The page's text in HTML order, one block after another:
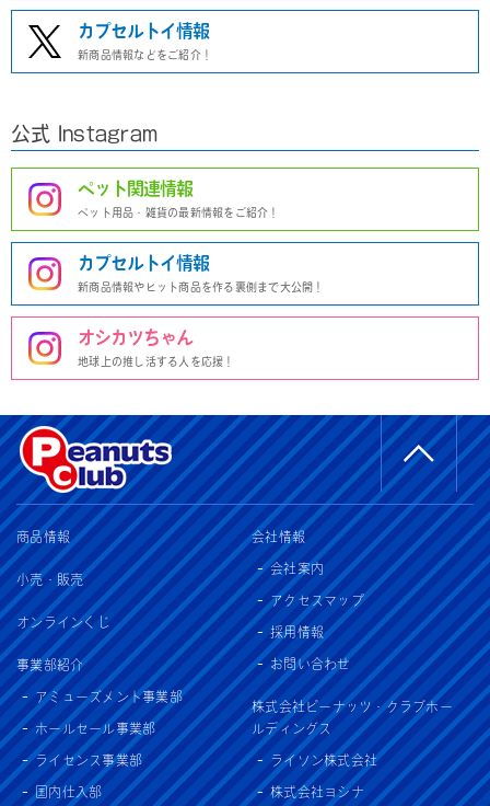
カプセルトイ情報
新商品情報などをご紹介！
公式 Instagram
ペット関連情報
ペット用品・雑貨の最新情報をご紹介！
カプセルトイ情報
新商品情報やヒット商品を作る裏側まで大公開！
オシカツちゃん
地球上の推し活する人を応援！
商品情報
小売・販売
オンラインくじ
事業部紹介
アミューズメント事業部
ホールセール事業部
ライセンス事業部
国内仕入部
会社情報
会社案内
アクセスマップ
採用情報
お問い合わせ
株式会社ピーナッツ・クラブホー
ルディングス
ライソン株式会社
株式会社ヨシナ